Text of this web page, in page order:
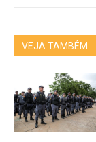
VEJA TAMBÉM